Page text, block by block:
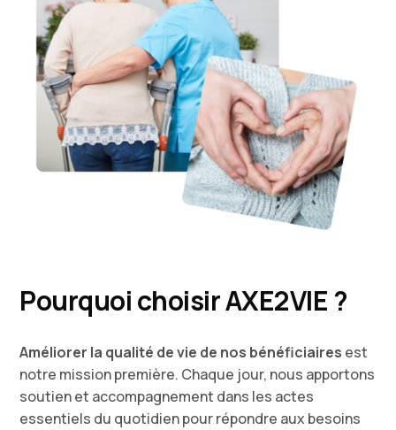
Pourquoi choisir AXE2VIE ?
Améliorer la qualité de vie de nos bénéficiaires est
notre mission première. Chaque jour, nous apportons
soutien et accompagnement dans les actes
essentiels du quotidien pour répondre aux besoins